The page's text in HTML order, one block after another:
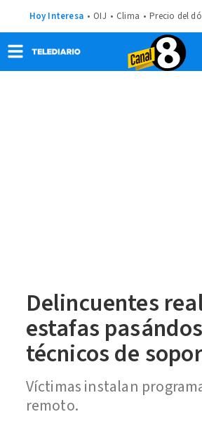
Hoy Interesa OIJ Clima Precio del
Delincuentes
estafas
técnicos de
Víctimas instalan
remoto.